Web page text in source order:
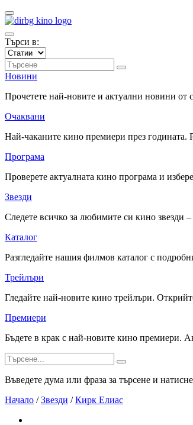
Търси в:
Новини
Прочетете най-новите и актуални новини
Очаквани
Най-чаканите кино премиери през годината.
Програма
Проверете актуалната кино програма и
Звезди
Следете всичко за любимите си кино
Каталог
Разгледайте нашия филмов каталог с
Трейлъри
Гледайте най-новите кино трейлъри.
Премиери
Бъдете в крак с най-новите кино премиери.
Въведете дума или фраза за търсене и
Начало / Звезди / Кирк Елиас